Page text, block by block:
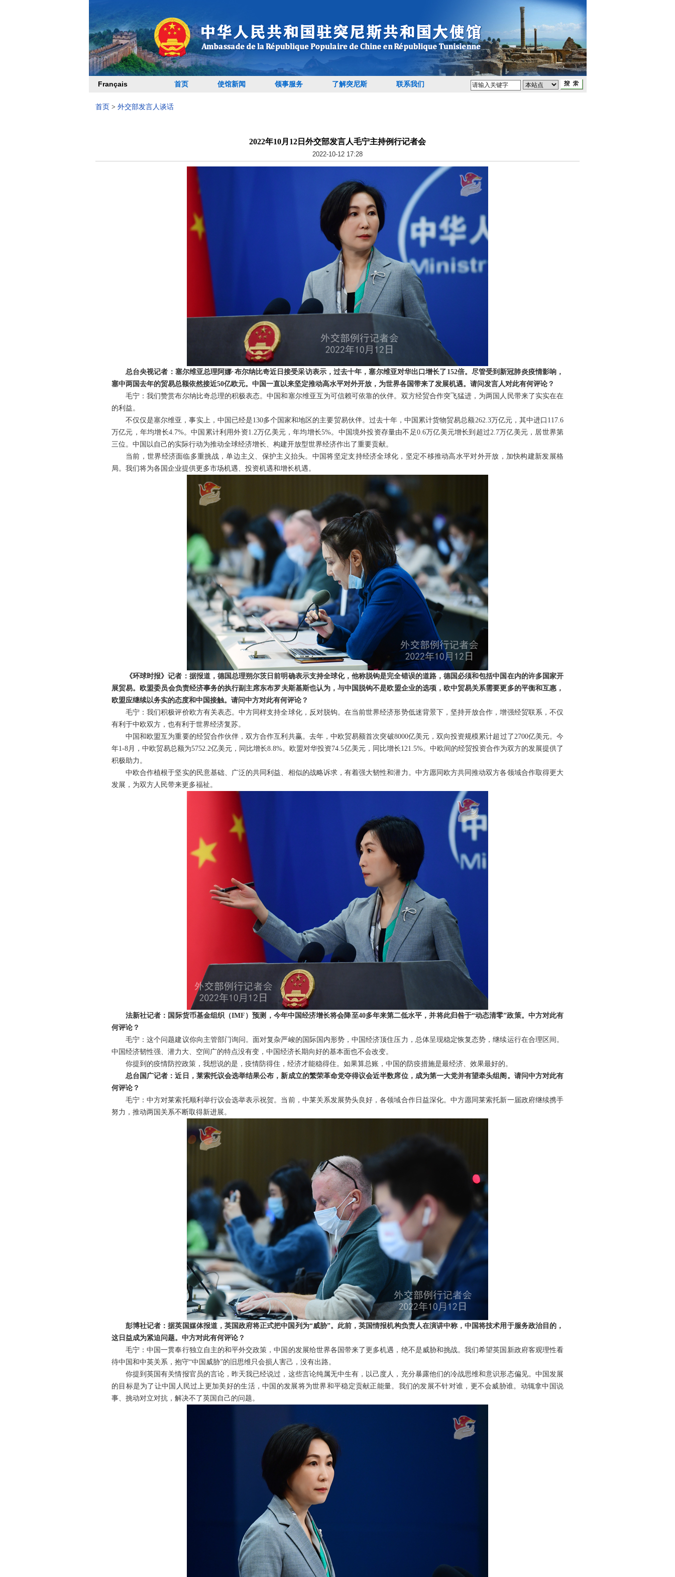
Français 首页 使馆新闻 领事服务 了解突尼斯 联系我们
首页 > 外交部发言人谈话
2022年10月12日外交部发言人毛宁主持例行记者会
2022-10-12 17:28
总台央视记者：塞尔维亚总理阿娜·布尔纳比奇近日接受采访表示，过去十年，塞尔维亚对华出口增长了152倍。尽管受到新冠肺炎疫情影响，
塞中两国去年的贸易总额依然接近50亿欧元。中国一直以来坚定推动高水平对外开放，为世界各国带来了发展机遇。请问发言人对此有何评论？
毛宁：我们赞赏布尔纳比奇总理的积极表态。中国和塞尔维亚互为可信赖可依靠的伙伴。双方经贸合作突飞猛进，为两国人民带来了实实在在
的利益。
不仅仅是塞尔维亚，事实上，中国已经是130多个国家和地区的主要贸易伙伴。过去十年，中国累计货物贸易总额262.3万亿元，其中进口117.6
万亿元，年均增长4.7%。中国累计利用外资1.2万亿美元，年均增长5%。中国境外投资存量由不足0.6万亿美元增长到超过2.7万亿美元，居世界第
三位。中国以自己的实际行动为推动全球经济增长、构建开放型世界经济作出了重要贡献。
当前，世界经济面临多重挑战，单边主义、保护主义抬头。中国将坚定支持经济全球化，坚定不移推动高水平对外开放，加快构建新发展格
局。我们将为各国企业提供更多市场机遇、投资机遇和增长机遇。
《环球时报》记者：据报道，德国总理朔尔茨日前明确表示支持全球化，他称脱钩是完全错误的道路，德国必须和包括中国在内的许多国家开
展贸易。欧盟委员会负责经济事务的执行副主席东布罗夫斯基斯也认为，与中国脱钩不是欧盟企业的选项，欧中贸易关系需要更多的平衡和互惠，
欧盟应继续以务实的态度和中国接触。请问中方对此有何评论？
毛宁：我们积极评价欧方有关表态。中方同样支持全球化，反对脱钩。在当前世界经济形势低迷背景下，坚持开放合作，增强经贸联系，不仅
有利于中欧双方，也有利于世界经济复苏。
中国和欧盟互为重要的经贸合作伙伴，双方合作互利共赢。去年，中欧贸易额首次突破8000亿美元，双向投资规模累计超过了2700亿美元。今
年1-8月，中欧贸易总额为5752.2亿美元，同比增长8.8%。欧盟对华投资74.5亿美元，同比增长121.5%。中欧间的经贸投资合作为双方的发展提供了
积极助力。
中欧合作植根于坚实的民意基础、广泛的共同利益、相似的战略诉求，有着强大韧性和潜力。中方愿同欧方共同推动双方各领域合作取得更大
发展，为双方人民带来更多福祉。
法新社记者：国际货币基金组织（IMF）预测，今年中国经济增长将会降至40多年来第二低水平，并将此归咎于“动态清零”政策。中方对此有
何评论？
毛宁：这个问题建议你向主管部门询问。面对复杂严峻的国际国内形势，中国经济顶住压力，总体呈现稳定恢复态势，继续运行在合理区间。
中国经济韧性强、潜力大、空间广的特点没有变，中国经济长期向好的基本面也不会改变。
你提到的疫情防控政策，我想说的是，疫情防得住，经济才能稳得住。如果算总账，中国的防疫措施是最经济、效果最好的。
总台国广记者：近日，莱索托议会选举结果公布，新成立的繁荣革命党夺得议会近半数席位，成为第一大党并有望牵头组阁。请问中方对此有
何评论？
毛宁：中方对莱索托顺利举行议会选举表示祝贺。当前，中莱关系发展势头良好，各领域合作日益深化。中方愿同莱索托新一届政府继续携手
努力，推动两国关系不断取得新进展。
彭博社记者：据英国媒体报道，英国政府将正式把中国列为“威胁”。此前，英国情报机构负责人在演讲中称，中国将技术用于服务政治目的，
这日益成为紧迫问题。中方对此有何评论？
毛宁：中国一贯奉行独立自主的和平外交政策，中国的发展给世界各国带来了更多机遇，绝不是威胁和挑战。我们希望英国新政府客观理性看
待中国和中英关系，抱守“中国威胁”的旧思维只会损人害己，没有出路。
你提到英国有关情报官员的言论，昨天我已经说过，这些言论纯属无中生有，以己度人，充分暴露他们的冷战思维和意识形态偏见。中国发展
的目标是为了让中国人民过上更加美好的生活，中国的发展将为世界和平稳定贡献正能量。我们的发展不针对谁，更不会威胁谁。动辄拿中国说
事、挑动对立对抗，解决不了英国自己的问题。